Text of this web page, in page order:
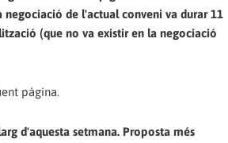
de l'actual conveni va durar 11
(que no va existir en la negociació
pàgina.
d'aquesta setmana. Proposta més